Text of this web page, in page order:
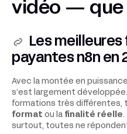
vidéo — que
Les
payantes n8n en
Avec la montée en
s’est largement
formations très différentes,
format ou la finalité réelle.
surtout, toutes ne